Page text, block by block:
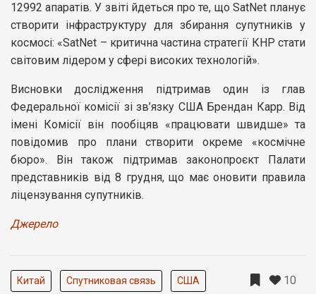
12992 апаратів. У звіті йдеться про те, що SatNet планує
створити інфраструктуру для збирання супутників у
космосі: «SatNet – критична частина стратегії КНР стати
світовим лідером у сфері високих технологій».
Висновки дослідження підтримав один із глав
Федеральної комісії зі зв’язку США Брендан Карр. Від
імені Комісії він пообіцяв «працювати швидше» та
повідомив про плани створити окреме «космічне
бюро». Він також підтримав законопроєкт Палати
представників від 8 грудня, що має оновити правила
ліцензування супутників.
Джерело
Китай Спутниковая связь США 10